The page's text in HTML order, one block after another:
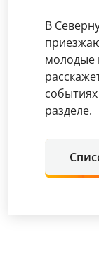
В
молодые
разделе.